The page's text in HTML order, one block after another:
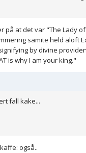
på at det var "The Lady
samite held aloft
by divine
is why I am your king."
fall kake...
også..